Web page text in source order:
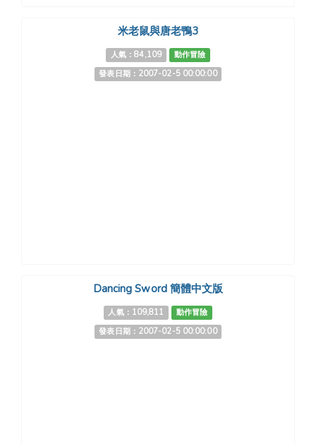
米老鼠與唐老鴨3
人氣：84,109
動作冒險
發表日期：2007-02-5 00:00:00
Dancing Sword 簡體中文版
人氣：109,811
動作冒險
發表日期：2007-02-5 00:00:00